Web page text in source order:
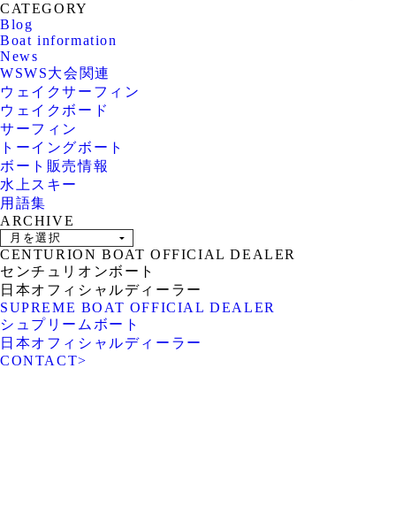
CATEGORY
Blog
Boat information
News
WSWS大会関連
ウェイクサーフィン
ウェイクボード
サーフィン
トーイングボート
ボート販売情報
水上スキー
用語集
ARCHIVE
CENTURION BOAT OFFICIAL DEALER
センチュリオンボート
日本オフィシャルディーラー
SUPREME BOAT OFFICIAL DEALER
シュプリームボート
日本オフィシャルディーラー
CONTACT>